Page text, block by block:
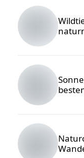
Savelev /
Unsplash
Pan'kiv /
Unsplash
ohlamour studio
/ unsplash